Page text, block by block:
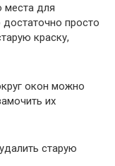
места для
достаточно просто
краску,
окон можно
их